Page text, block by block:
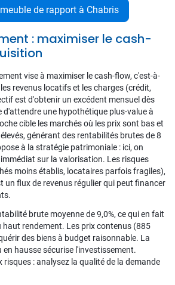
de rapport à Chabris
: maximiser le cash-
vise à maximiser le cash-flow, c'est-à-
revenus locatifs et les charges (crédit,
est d'obtenir un excédent mensuel dès
d'attendre une hypothétique plus-value à
cible les marchés où les prix sont bas et
générant des rentabilités brutes de 8
à la stratégie patrimoniale : ici, on
sur la valorisation. Les risques
moins établis, locataires parfois fragiles),
un flux de revenus régulier qui peut financer
brute moyenne de 9,0%, ce qui en fait
rendement. Les prix contenus (885
des biens à budget raisonnable. La
hausse sécurise l'investissement.
: analysez la qualité de la demande